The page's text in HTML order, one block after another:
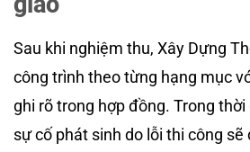
Sau khi nghiệm thu, Xây Dựng
công trình theo từng hạng mục
ghi rõ trong hợp đồng. Trong
sự cố phát sinh do lỗi thi công